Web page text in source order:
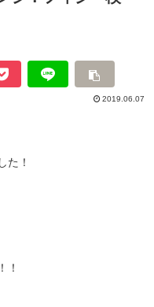
2019.06.07
た！
！